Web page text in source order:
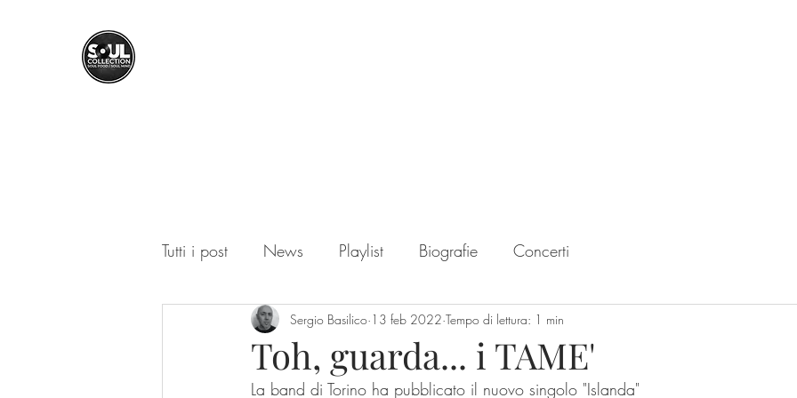
Tutti i post News Playlist Biografie Concerti
Toh, guarda... i TAME'
Sergio Basilico 13 feb 2022 Tempo di lettura: 1 min
La band di Torino ha pubblicato il nuovo singolo "Islanda"